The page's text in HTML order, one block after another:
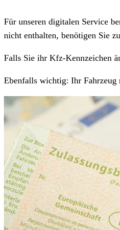
Für unseren digitalen Service
nicht enthalten, benötigen Sie
Falls Sie ihr Kfz-Kennzeichen
Ebenfalls wichtig: Ihr Fahrzeug